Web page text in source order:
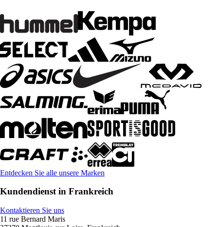
Entdecken Sie alle unsere Marken
Kundendienst in Frankreich
Kontaktieren Sie uns
11 rue Bernard Maris